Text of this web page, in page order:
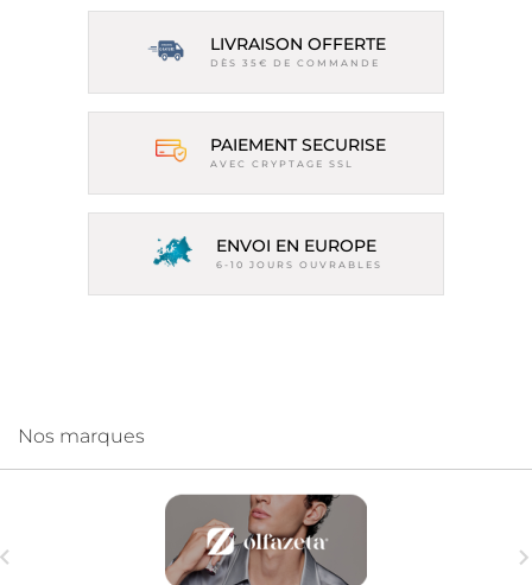
LIVRAISON OFFERTE
DÈS 35€ DE COMMANDE
PAIEMENT SECURISE
AVEC CRYPTAGE SSL
ENVOI EN EUROPE
6-10 JOURS OUVRABLES
Nos marques